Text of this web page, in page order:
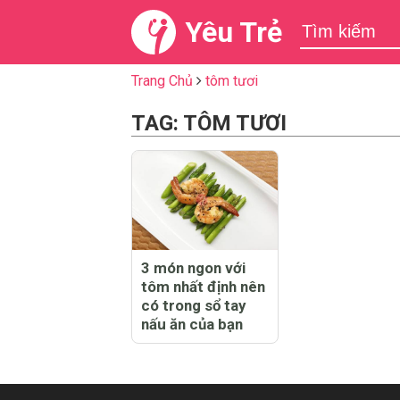
Yêu Trẻ
Trang Chủ tôm tươi
TAG: TÔM TƯƠI
3 món ngon với
tôm nhất định nên
có trong sổ tay
nấu ăn của bạn